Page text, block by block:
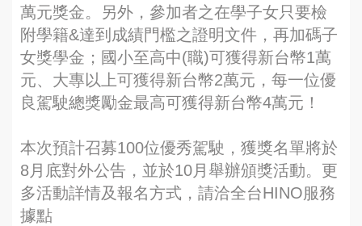
萬元獎金。另外，參加者之在學子女只要檢
附學籍&達到成績門檻之證明文件，再加碼子
女獎學金；國小至高中(職)可獲得新台幣1萬
元、大專以上可獲得新台幣2萬元，每一位優
良駕駛總獎勵金最高可獲得新台幣4萬元！
本次預計召募100位優秀駕駛，獲獎名單將於
8月底對外公告，並於10月舉辦頒獎活動。更
多活動詳情及報名方式，請洽全台HINO服務
據點